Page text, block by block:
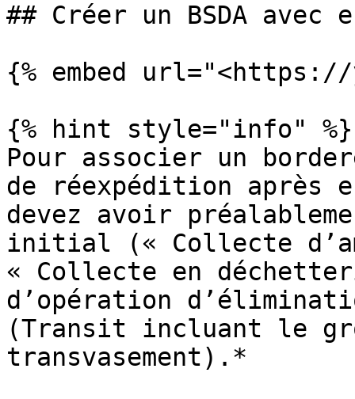
## Créer un BSDA avec
{% embed url="<https://
{% hint style="info" %}
Pour associer un
de réexpédition après
devez avoir
initial (« Collecte
« Collecte en
d’opération
(Transit incluant le
transvasement).*